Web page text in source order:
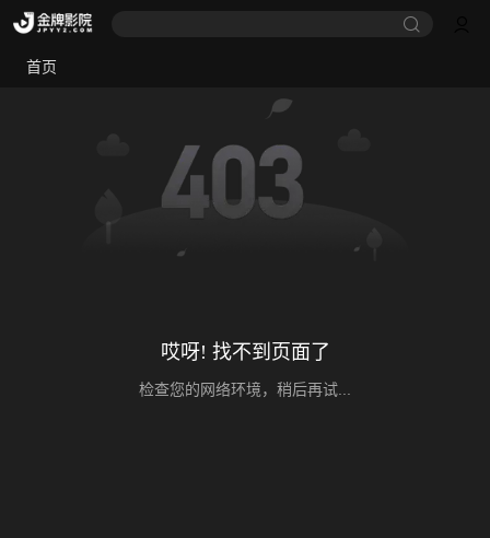
首页
哎呀! 找不到页面了
检查您的网络环境，稍后再试...